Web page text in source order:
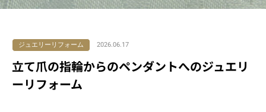
ジュエリーリフォーム 2026.06.17
立て爪の指輪からのペンダントへのジュエリ
ーリフォーム